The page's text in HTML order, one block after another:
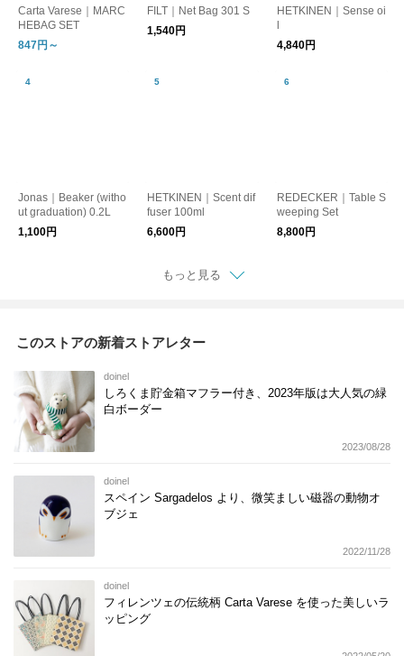
Carta Varese｜MARC
HEBAG SET
847円～
FILT｜Net Bag 301 S
1,540円
HETKINEN｜Sense oi
4,840円
Jonas｜Beaker (witho
ut graduation) 0.2L
1,100円
HETKINEN｜Scent dif
fuser 100ml
6,600円
REDECKER｜Table S
weeping Set
8,800円
もっと見る
このストアの新着ストアレター
doinel
しろくま貯金箱マフラー付き、2023年版は大人気の緑
白ボーダー
2023/08/28
doinel
スペイン Sargadelos より、微笑ましい磁器の動物オ
ブジェ
2022/11/28
doinel
フィレンツェの伝統柄 Carta Varese を使った美しいラ
ッピング